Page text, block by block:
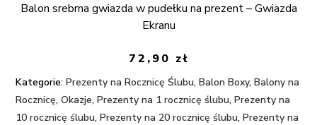
5.00na 5
Balon srebrna gwiazda w pudełku na prezent – Gwiazda
Ekranu
72,90 zł
Kategorie: Prezenty na Rocznicę Ślubu,Balon Boxy,Balony na
Rocznicę,Okazje,Prezenty na 1 rocznicę ślubu,Prezenty na
10 rocznicę ślubu,Prezenty na 20 rocznicę ślubu,Prezenty na